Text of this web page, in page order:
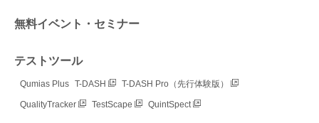
無料イベント・セミナー
テストツール
Qumias Plus T-DASH T-DASH Pro（先行体験版）
QualityTracker TestScape QuintSpect